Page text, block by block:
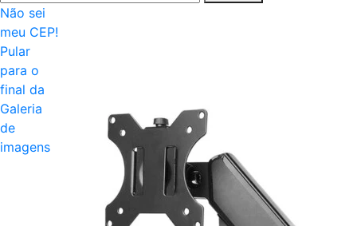
Não sei
meu CEP!
Pular
para o
final da
Galeria
de
imagens